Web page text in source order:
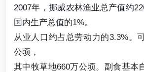
2007年，挪威农林渔业总产值约
国内生产总值的1%。
从业人口约占总劳动力的3.3%。
公顷，
其中牧草地660万公顷。副食基本